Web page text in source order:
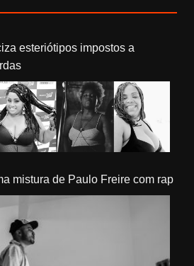
esteriótipos impostos a
mistura de Paulo Freire com rap